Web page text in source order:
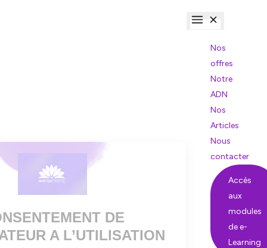
Nos
offres
Notre
ADN
Nos
Articles
Nous
contacter
Accès
aux
modules
de e-
Learning